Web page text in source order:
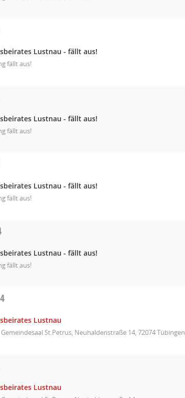
Lustnau - fällt aus!
fällt aus!
Lustnau - fällt aus!
fällt aus!
Lustnau - fällt aus!
fällt aus!
Lustnau - fällt aus!
fällt aus!
Lustnau
Gemeindesaal St.Petrus, Neuhaldenstraße 14, 72074 Tübingen
Lustnau